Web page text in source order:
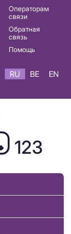
Операторам
связи
Обратная
связь
Помощь
RU BE EN
123